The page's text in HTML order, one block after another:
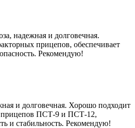
надежная и долговечная.
прицепов, обеспечивает
Рекомендую!
и долговечная. Хорошо подходит
прицепов ПСТ-9 и ПСТ-12,
и стабильность. Рекомендую!